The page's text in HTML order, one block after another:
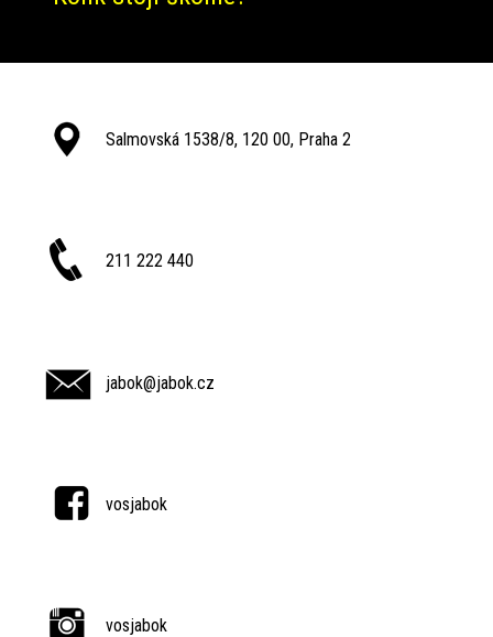
Salmovská 1538/8, 120 00, Praha 2
211 222 440
jabok@jabok.cz
vosjabok
vosjabok